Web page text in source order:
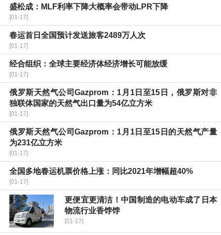
盛松成：MLF利率下降大概率会带动LPR下降
[01-17]
春运首日全国预计发送旅客2489万人次
[01-17]
经合组织：全球主要经济体经济增长可能放缓
[01-17]
俄罗斯天然气公司Gazprom：1月1日至15日，俄罗斯对非
独联体国家的天然气出口量为54亿立方米
[01-17]
俄罗斯天然气公司Gazprom：1月1日至15日的天然气产量
为231亿立方米
[01-17]
全国多地春运机票价格上涨：同比2021年增幅超40%
[01-17]
更便宜更清洁！中国制造的电动车成了日本
物流行业香饽饽
[01-17]